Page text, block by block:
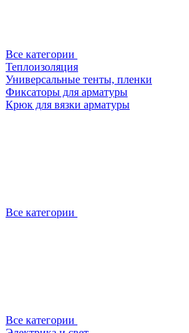
Все категории
Теплоизоляция
Универсальные тенты, пленки
Фиксаторы для арматуры
Крюк для вязки арматуры
Все категории
Все категории